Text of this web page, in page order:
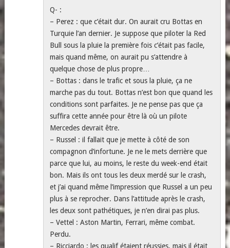
Q- :
– Perez : que c’était dur. On aurait cru Bottas en
Turquie l’an dernier. Je suppose que piloter la Red
Bull sous la pluie la première fois c’était pas facile,
mais quand même, on aurait pu s’attendre à
quelque chose de plus propre…
– Bottas : dans le trafic et sous la pluie, ça ne
marche pas du tout. Bottas n’est bon que quand les
conditions sont parfaites. Je ne pense pas que ça
suffira cette année pour être là où un pilote
Mercedes devrait être.
– Russel : il fallait que je mette à côté de son
compagnon d’infortune. Je ne le mets derrière que
parce que lui, au moins, le reste du week-end était
bon. Mais ils ont tous les deux merdé sur le crash,
et j’ai quand même l’impression que Russel a un peu
plus à se reprocher. Dans l’attitude après le crash,
les deux sont pathétiques, je n’en dirai pas plus.
– Vettel : Aston Martin, Ferrari, même combat.
Perdu.
– Ricciardo : les qualif étaient réussies, mais il était